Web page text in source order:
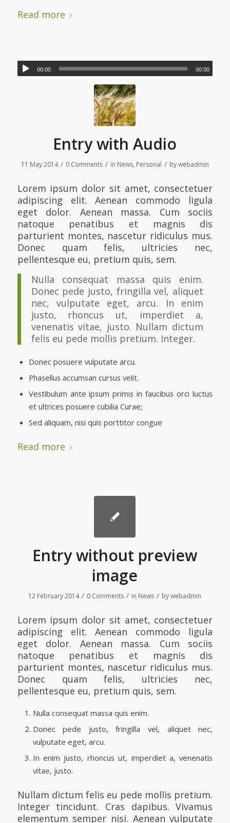
Read more
00:00 00:00
Entry with Audio
11 May 2014 / 0 Comments / in News, Personal / bywebadmin
Lorem ipsum dolor sit amet, consectetuer
adipiscing elit. Aenean commodo ligula
eget dolor. Aenean massa. Cum sociis
natoque penatibus et magnis dis
parturient montes, nascetur ridiculus mus.
Donec quam felis, ultricies nec,
pellentesque eu, pretium quis, sem.
Nulla consequat massa quis enim.
Donec pede justo, fringilla vel, aliquet
nec, vulputate eget, arcu. In enim
justo, rhoncus ut, imperdiet a,
venenatis vitae, justo. Nullam dictum
felis eu pede mollis pretium. Integer.
Donec posuere vulputate arcu.
Phasellus accumsan cursus velit.
Vestibulum ante ipsum primis in faucibus orci luctus
et ultrices posuere cubilia Curae;
Sed aliquam, nisi quis porttitor congue
Read more
Entry without preview
image
12 February 2014 / 0 Comments / in News / bywebadmin
Lorem ipsum dolor sit amet, consectetuer
adipiscing elit. Aenean commodo ligula
eget dolor. Aenean massa. Cum sociis
natoque penatibus et magnis dis
parturient montes, nascetur ridiculus mus.
Donec quam felis, ultricies nec,
pellentesque eu, pretium quis, sem.
Nulla consequat massa quis enim.
Donec pede justo, fringilla vel, aliquet nec,
vulputate eget, arcu.
In enim justo, rhoncus ut, imperdiet a, venenatis
vitae, justo.
Nullam dictum felis eu pede mollis pretium.
Integer tincidunt. Cras dapibus. Vivamus
elementum semper nisi. Aenean vulputate